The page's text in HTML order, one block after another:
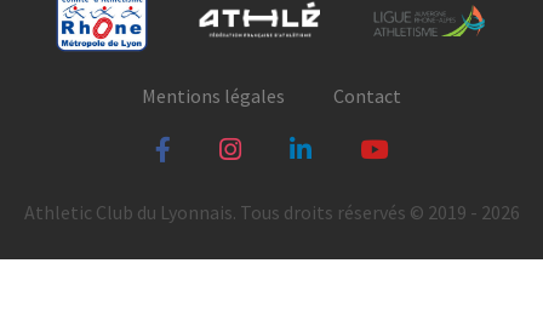
Mentions légales Contact
Athletic Club du Lyonnais. Tous droits réservés © 2019 - 2026